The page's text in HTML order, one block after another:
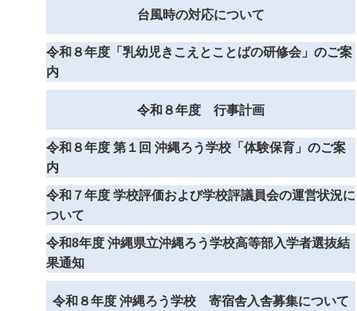
台風時の対応について
令和８年度「乳幼児きこえとことばの研修会」のご案
内
令和８年度 行事計画
令和８年度 第１回 沖縄ろう学校「体験保育」のご案
内
令和７年度 学校評価および学校評議員会の運営状況に
ついて
令和8年度 沖縄県立沖縄ろう学校高等部入学者選抜結
果通知
令和８年度 沖縄ろう学校 寄宿舎入舎募集について